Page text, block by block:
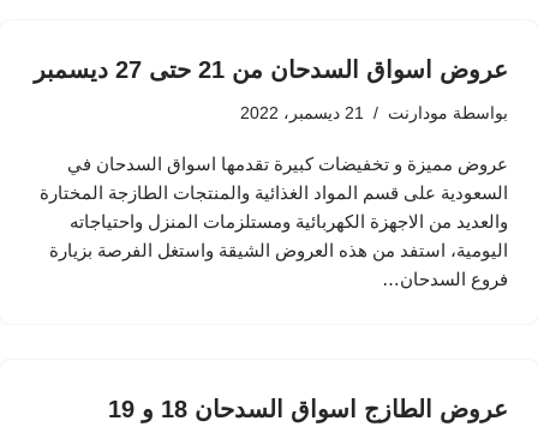
عروض اسواق السدحان من 21 حتى 27 ديسمبر
بواسطة مودارنت 21 ديسمبر، 2022
عروض مميزة و تخفيضات كبيرة تقدمها اسواق السدحان في
السعودية على قسم المواد الغذائية والمنتجات الطازجة المختارة
والعديد من الاجهزة الكهربائية ومستلزمات المنزل واحتياجاته
اليومية، استفد من هذه العروض الشيقة واستغل الفرصة بزيارة
فروع السدحان…
عروض الطازج اسواق السدحان 18 و 19